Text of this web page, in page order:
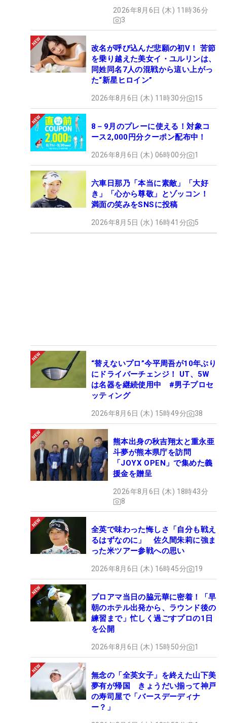
2026年8月6日 (木) 11時36分
3
改名が呼び込んだ悲願の初V！ 苦節
を乗り越えた美女イ・ユルリンは、
同姓同名7人の混戦から這い上がっ
た“新星ヒロイン”
2026年8月6日 (木) 11時30分 15
8－9月のプレーに使える！対象コ
ース2,000円分クーポン配布中！
2026年8月6日 (木) 06時00分 1
六車日那乃「本当に素敵」「大好
き」「心から尊敬」とゾッコン！
満面の笑みをSNSに投稿
2026年8月5日 (水) 16時41分 5
“替えないプロ”今平周吾が10年ぶり
にドライバーチェンジ！ UT、5W
は名器を継続使用中 #男子プロセ
ッティング
2026年8月6日 (木) 15時49分 38
熊本出身の秋吉翔太と重永亜
斗夢が熊本県庁を訪問
「JOYX OPEN」で集めた義
援金を贈呈
2026年8月6日 (木) 18時43分
8
全英で味わった悔しさ「自分も戦え
るはずなのに」 佐久間朱莉に強ま
った米ツアー参戦への思い
2026年8月6日 (木) 16時45分 19
プロアマ当日の脇元華に密着！「早
朝のホテル出発から、ラウンド後の
練習まで」忙しく過ごすプロの1日
を公開
2026年8月6日 (木) 15時50分 1
無念の「全英女子」を終えた山下美
夢有が帰国 きょうだい揃って神戸
の寿司屋で「バースデーディナ
ー？」